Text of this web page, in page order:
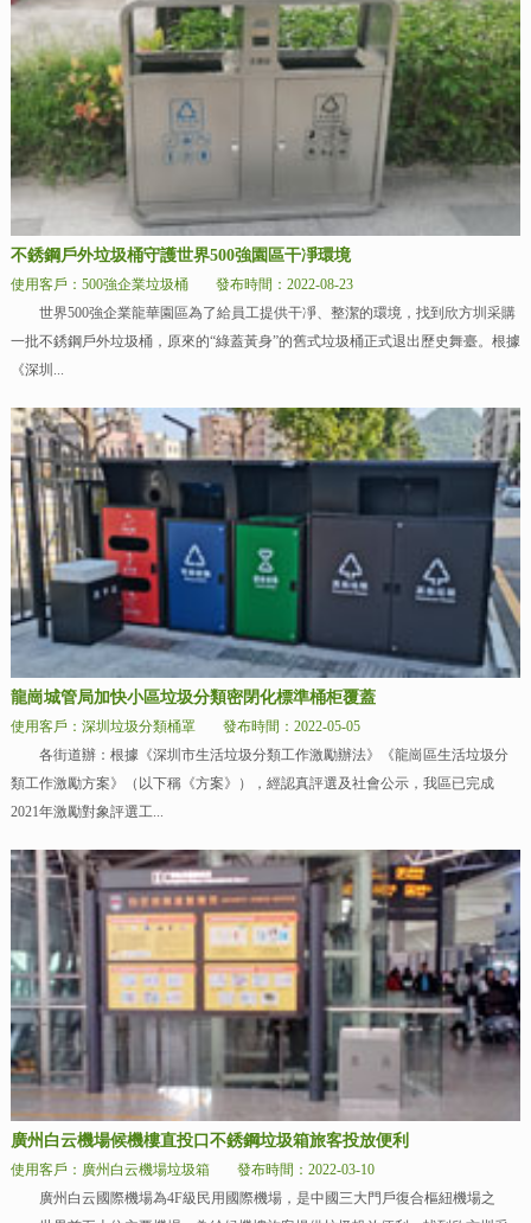
不銹鋼戶外垃圾桶守護世界500強園區干凈環境
使用客戶：500強企業垃圾桶
發布時間：2022-08-23
世界500強企業龍華園區為了給員工提供干凈、整潔的環境，找到欣方圳采購
一批不銹鋼戶外垃圾桶，原來的“綠蓋黃身”的舊式垃圾桶正式退出歷史舞臺。根據
《深圳...
龍崗城管局加快小區垃圾分類密閉化標準桶柜覆蓋
使用客戶：深圳垃圾分類桶罩
發布時間：2022-05-05
各街道辦：根據《深圳市生活垃圾分類工作激勵辦法》《龍崗區生活垃圾分
類工作激勵方案》（以下稱《方案》），經認真評選及社會公示，我區已完成
2021年激勵對象評選工...
廣州白云機場候機樓直投口不銹鋼垃圾箱旅客投放便利
使用客戶：廣州白云機場垃圾箱
發布時間：2022-03-10
廣州白云國際機場為4F級民用國際機場，是中國三大門戶復合樞紐機場之